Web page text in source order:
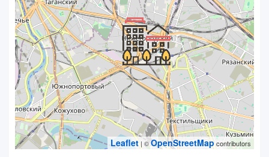
Leaflet| ©OpenStreetMapcontributors